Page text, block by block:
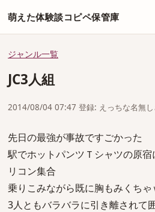
萌えた体験談コピペ保管庫
ジャンル一覧
JC3人組
2014/08/04 07:47 登録: えっちな名無し
先日の最強が事故ですごかった
駅でホットパンツＴシャツの原宿
リコン集合
乗りこみながら既に胸もみくちゃ
3人ともバラバラに引き離されて